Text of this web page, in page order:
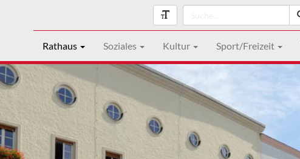
Rathaus Soziales Kultur Sport/Freizeit